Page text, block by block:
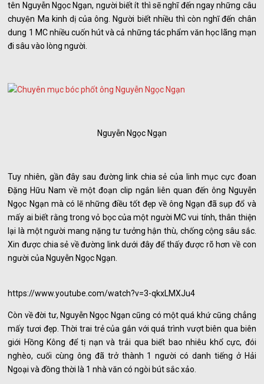
tên Nguyễn Ngọc Ngạn, người biết ít thì sẽ nghĩ đến ngay những câu
chuyện Ma kinh dị của ông. Người biết nhiều thì còn nghĩ đến chân
dung 1 MC nhiều cuốn hút và cả những tác phẩm văn học lãng mạn
đi sâu vào lòng người.
Nguyễn Ngọc Ngạn
Tuy nhiên, gần đây sau đường link chia sẻ của linh mục cực đoan
Đặng Hữu Nam về một đoạn clip ngắn liên quan đến ông Nguyễn
Ngọc Ngạn mà có lẽ những điều tốt đẹp về ông Ngạn đã sụp đổ và
mấy ai biết rằng trong vỏ bọc của một người MC vui tính, thân thiện
lại là một người mang nặng tư tưởng hận thù, chống cộng sâu sắc.
Xin được chia sẻ về đường link dưới đây để thấy được rõ hơn về con
người của Nguyễn Ngọc Ngạn.
https://www.youtube.com/watch?v=3-qkxLMXJu4
Còn về đời tư, Nguyễn Ngọc Ngạn cũng có một quá khứ cũng chẳng
mấy tươi đẹp. Thời trai trẻ của gắn với quá trình vượt biên qua biên
giới Hồng Kông để tị nạn và trải qua biết bao nhiêu khổ cực, đói
nghèo, cuối cùng ông đã trở thành 1 người có danh tiếng ở Hải
Ngoại và đồng thời là 1 nhà văn có ngòi bút sắc xảo.